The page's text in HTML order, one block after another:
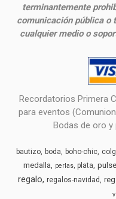
terminantemente
comunicación pública o
cualquier medio o
Recordatorios Primera
para eventos
Bodas de oro y
bautizo boda boho-chic
medalla perlas plata
regalo regalos-navidad